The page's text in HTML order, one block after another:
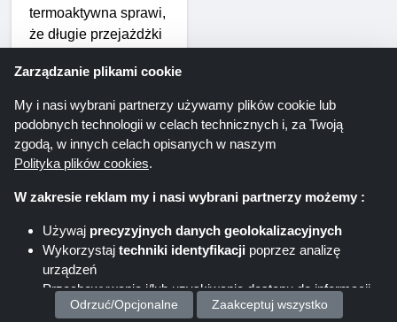
termoaktywna sprawi,
że długie przejażdżki
przyjemniejsze.
Alpinestars produkuje
również koszulki
odprowadzające
wilgoć, warstwy
kompresyjną i
oddychającą bieliznę,
aby zapewnić
motocyklistom komfort
w każdej sytuacji.
Zarządzanie plikami cookie
My i nasi wybrani partnerzy używamy plików cookie lub
podobnych technologii w celach technicznych i, za Twoją
zgodą, w innych celach opisanych w naszym
Polityka plików cookies.
W zakresie reklam my i nasi wybrani partnerzy możemy :
Używaj precyzyjnych danych geolokalizacyjnych
Wykorzystaj techniki identyfikacji poprzez analizę
urządzeń
Przechowywanie i/lub uzyskiwanie dostępu do informacji
na urządzeniu
Odrzuć/Opcjonalne Zaakceptuj wszystko